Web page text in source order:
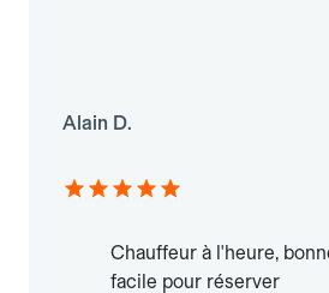
Alain D.
Chauffeur à l'heure,
facile pour réserver